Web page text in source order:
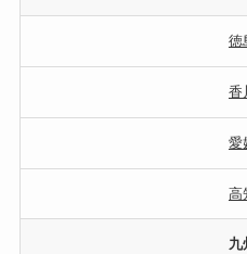
徳
香
愛
高
九